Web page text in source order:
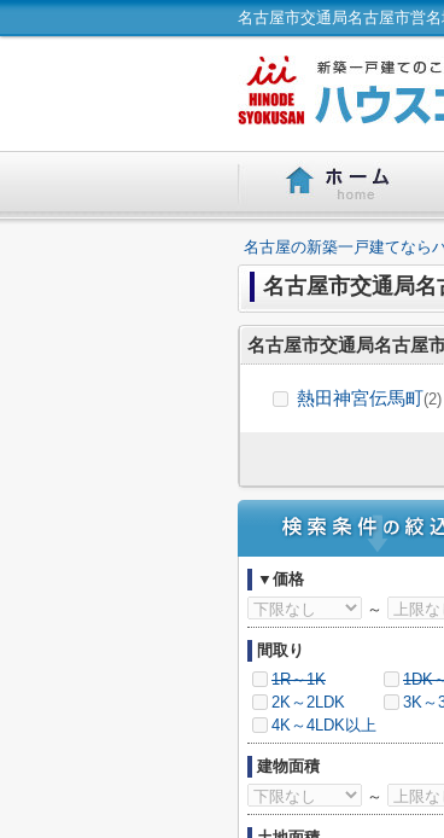
名古屋市交通局名古屋市営
名古屋の新築一戸建てなら
名古屋市交通局
名古屋市交通局名古屋
熱田神宮伝馬町(2)
▼価格
～
間取り
1R～1K
1DK
2K～2LDK
3K～
4K～4LDK以上
建物面積
～